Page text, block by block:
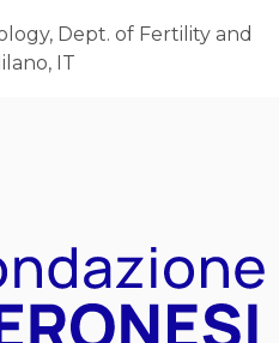
Dept. of Fertility and
IT